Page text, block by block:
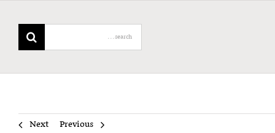
Search
for:
Previous
Next